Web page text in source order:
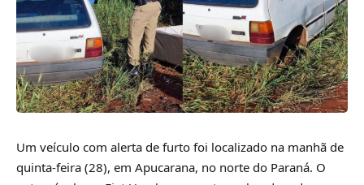
Um veículo com alerta de furto foi localizado na manhã de
quinta-feira (28), em Apucarana, no norte do Paraná. O